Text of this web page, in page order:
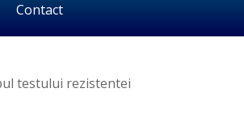
Contact
testului rezistentei